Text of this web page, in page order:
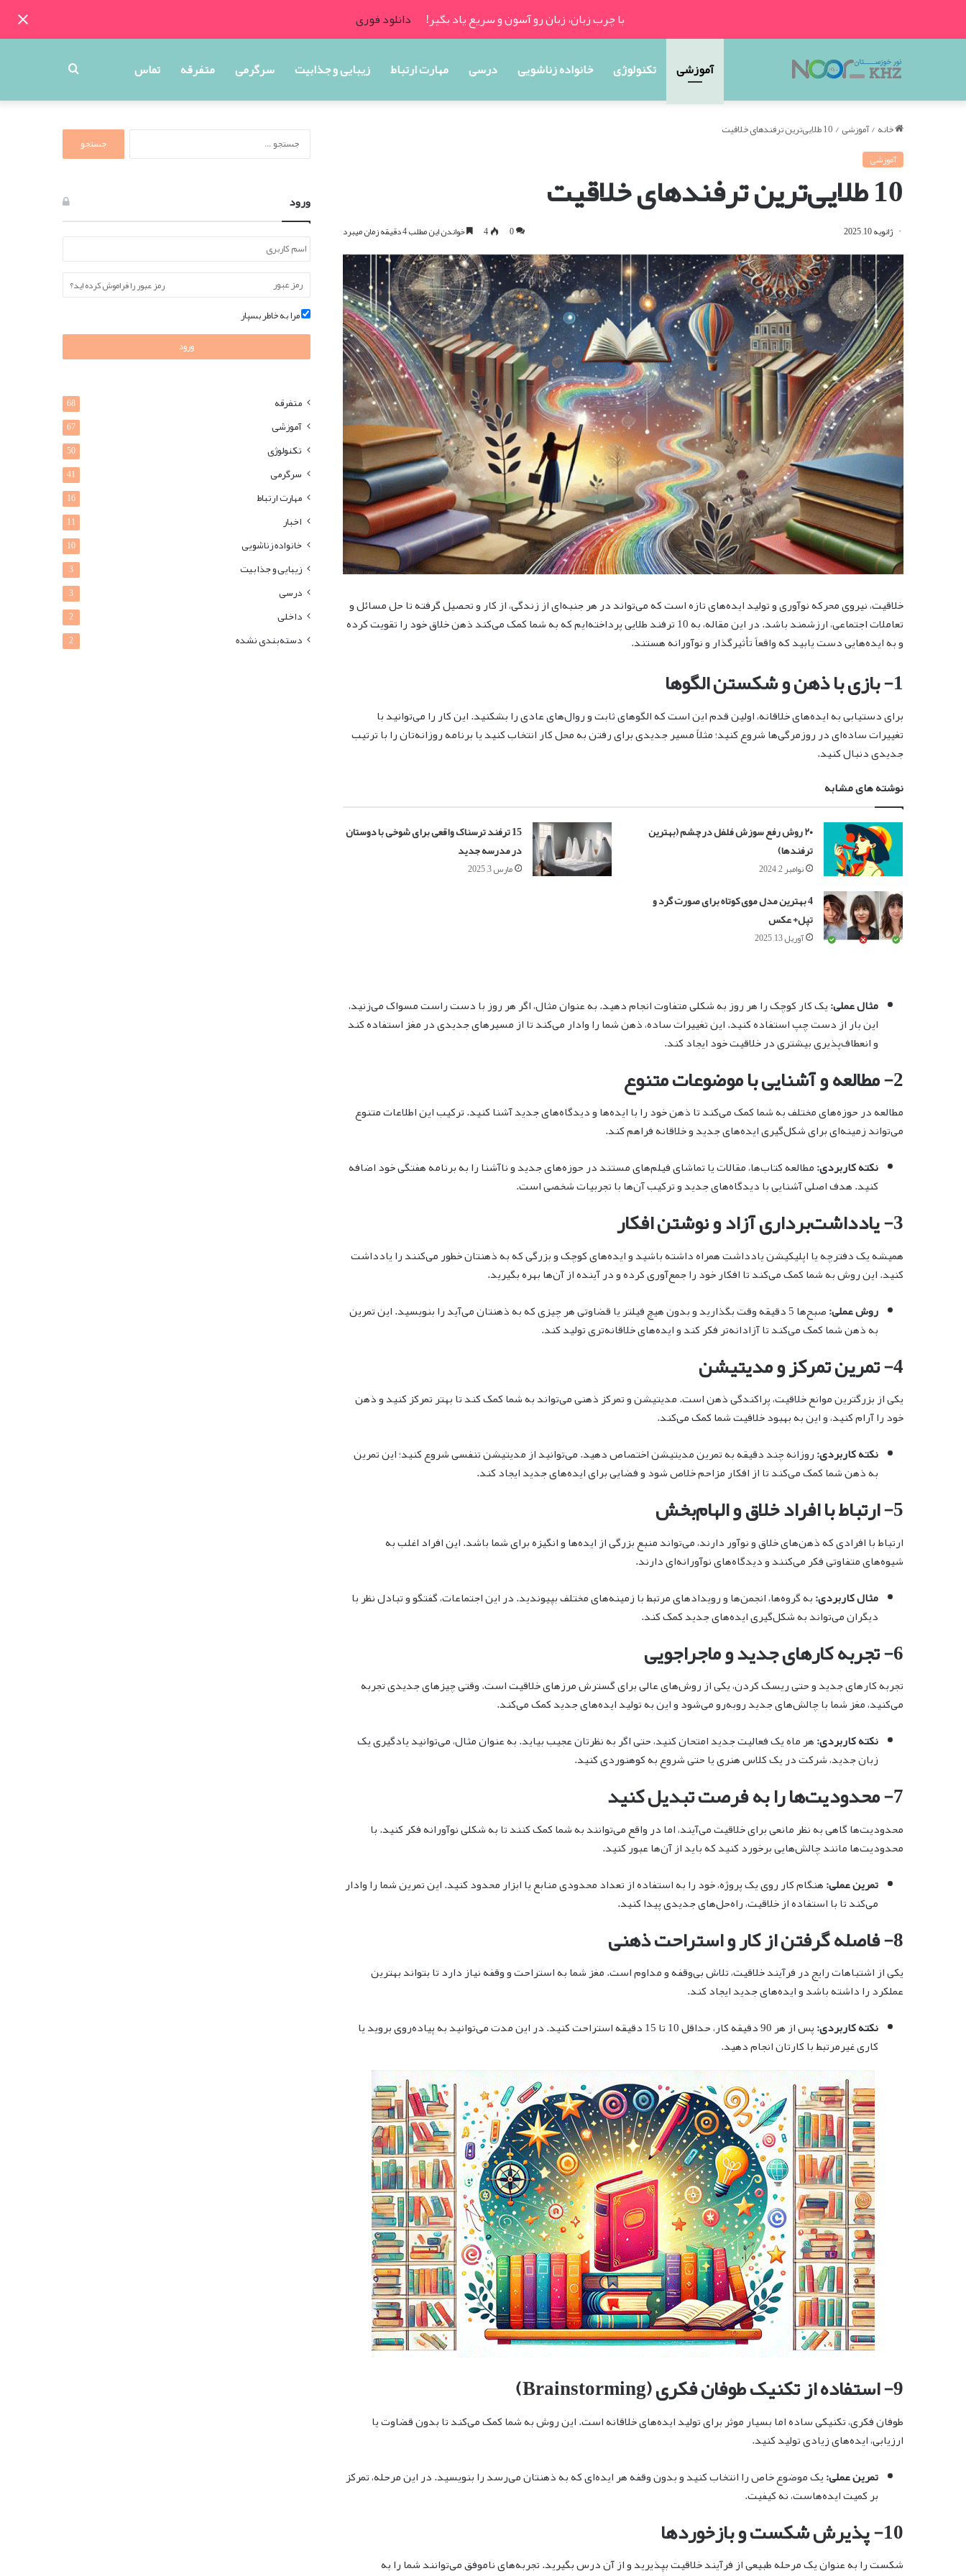
با چرب زبان، زبان رو آسون و سریع یاد بگیر! دانلود فوری
آموزشی تکنولوژی خانواده زناشویی درسی مهارت ارتباط زیبایی و جذابیت سرگرمی متفرقه تماس جستجو
برای خانه/آموزشی/10 طلایی‌ترین ترفندهای خلاقیت
آموزشی
10 طلایی‌ترین ترفندهای خلاقیت
ژانویه 10, 2025 0
4 خواندن این مطلب 4 دقیقه زمان میبرد
خلاقیت، نیروی محرکه نوآوری و تولید ایده‌های تازه است که می‌تواند در هر جنبه‌ای از زندگی، از کار و تحصیل گرفته تا حل مسائل و
تعاملات اجتماعی، ارزشمند باشد. در این مقاله، به 10 ترفند طلایی پرداخته‌ایم که به شما کمک می‌کند ذهن خلاق خود را تقویت کرده
و به ایده‌هایی دست یابید که واقعاً تأثیرگذار و نوآورانه هستند.
1- بازی با ذهن و شکستن الگوها
برای دستیابی به ایده‌های خلاقانه، اولین قدم این است که الگوهای ثابت و روال‌های عادی را بشکنید. این کار را می‌توانید با
تغییرات ساده‌ای در روزمرگی‌ها شروع کنید؛ مثلاً مسیر جدیدی برای رفتن به محل کار انتخاب کنید یا برنامه روزانه‌تان را با ترتیب
جدیدی دنبال کنید.
نوشته های مشابه
۲۰ روش رفع سوزش فلفل در چشم (بهترین
ترفندها)
نوامبر 2, 2024
15 ترفند ترسناک واقعی برای شوخی با دوستان
در مدرسه جدید
مارس 3, 2025
4 بهترین مدل موی کوتاه برای صورت گرد و
تپل+ عکس
آوریل 13, 2025
مثال عملی:یک کار کوچک را هر روز به شکلی متفاوت انجام دهید. به عنوان مثال، اگر هر روز با دست راست مسواک می‌زنید،
این بار از دست چپ استفاده کنید. این تغییرات ساده، ذهن شما را وادار می‌کند تا از مسیرهای جدیدی در مغز استفاده کند
و انعطاف‌پذیری بیشتری در خلاقیت خود ایجاد کند.
2- مطالعه و آشنایی با موضوعات متنوع
مطالعه در حوزه‌های مختلف به شما کمک می‌کند تا ذهن خود را با ایده‌ها و دیدگاه‌های جدید آشنا کنید. ترکیب این اطلاعات متنوع
می‌تواند زمینه‌ای برای شکل‌گیری ایده‌های جدید و خلاقانه فراهم کند.
نکته کاربردی:مطالعه کتاب‌ها، مقالات یا تماشای فیلم‌های مستند در حوزه‌های جدید و ناآشنا را به برنامه هفتگی خود اضافه
کنید. هدف اصلی آشنایی با دیدگاه‌های جدید و ترکیب آن‌ها با تجربیات شخصی است.
3- یادداشت‌برداری آزاد و نوشتن افکار
همیشه یک دفترچه یا اپلیکیشن یادداشت همراه داشته باشید و ایده‌های کوچک و بزرگی که به ذهنتان خطور می‌کنند را یادداشت
کنید. این روش به شما کمک می‌کند تا افکار خود را جمع‌آوری کرده و در آینده از آن‌ها بهره بگیرید.
روش عملی:
صبح‌ها 5 دقیقه وقت بگذارید و بدون هیچ فیلتر یا قضاوتی هر چیزی که به ذهنتان می‌آید را بنویسید. این تمرین
به ذهن شما کمک می‌کند تا آزادانه‌تر فکر کند و ایده‌های خلاقانه‌تری تولید کند.
4- تمرین تمرکز و مدیتیشن
یکی از بزرگترین موانع خلاقیت، پراکندگی ذهن است. مدیتیشن و تمرکز ذهنی می‌تواند به شما کمک کند تا بهتر تمرکز کنید و ذهن
خود را آرام کنید، و این به بهبود خلاقیت شما کمک می‌کند.
نکته کاربردی:روزانه چند دقیقه به تمرین مدیتیشن اختصاص دهید. می‌توانید از مدیتیشن تنفسی شروع کنید؛ این تمرین
به ذهن شما کمک می‌کند تا از افکار مزاحم خلاص شود و فضایی برای ایده‌های جدید ایجاد کند.
5- ارتباط با افراد خلاق و الهام‌بخش
ارتباط با افرادی که ذهن‌های خلاق و نوآور دارند، می‌تواند منبع بزرگی از ایده‌ها و انگیزه برای شما باشد. این افراد اغلب به
شیوه‌های متفاوتی فکر می‌کنند و دیدگاه‌های نوآورانه‌ای دارند.
مثال کاربردی:به گروه‌ها، انجمن‌ها و رویدادهای مرتبط با زمینه‌های مختلف بپیوندید. در این اجتماعات، گفتگو و تبادل نظر با
دیگران می‌تواند به شکل‌گیری ایده‌های جدید کمک کند.
6- تجربه کارهای جدید و ماجراجویی
تجربه کارهای جدید و حتی ریسک کردن، یکی از روش‌های عالی برای گسترش مرزهای خلاقیت است. وقتی چیزهای جدیدی تجربه
می‌کنید، مغز شما با چالش‌های جدید روبه‌رو می‌شود و این به تولید ایده‌های جدید کمک می‌کند.
نکته کاربردی:هر ماه یک فعالیت جدید امتحان کنید، حتی اگر به نظرتان عجیب بیاید. به عنوان مثال، می‌توانید یادگیری یک
زبان جدید، شرکت در یک کلاس هنری یا حتی شروع به کوهنوردی کنید.
7- محدودیت‌ها را به فرصت تبدیل کنید
محدودیت‌ها گاهی به نظر مانعی برای خلاقیت می‌آیند، اما در واقع می‌توانند به شما کمک کنند تا به شکلی نوآورانه فکر کنید. با
محدودیت‌ها مانند چالش‌هایی برخورد کنید که باید از آن‌ها عبور کنید.
تمرین عملی:هنگام کار روی یک پروژه، خود را به استفاده از تعداد محدودی منابع یا ابزار محدود کنید. این تمرین شما را وادار
می‌کند تا با استفاده از خلاقیت، راه‌حل‌های جدیدی پیدا کنید.
8- فاصله گرفتن از کار و استراحت ذهنی
یکی از اشتباهات رایج در فرآیند خلاقیت، تلاش بی‌وقفه و مداوم است. مغز شما به استراحت و وقفه نیاز دارد تا بتواند بهترین
عملکرد را داشته باشد و ایده‌های جدید ایجاد کند.
نکته کاربردی:
پس از هر 90 دقیقه کار، حداقل 10 تا 15 دقیقه استراحت کنید. در این مدت می‌توانید به پیاده‌روی بروید یا
کاری غیرمرتبط با کارتان انجام دهید.
9- استفاده از تکنیک طوفان فکری (Brainstorming)
طوفان فکری، تکنیکی ساده اما بسیار موثر برای تولید ایده‌های خلاقانه است. این روش به شما کمک می‌کند تا بدون قضاوت یا
ارزیابی، ایده‌های زیادی تولید کنید.
تمرین عملی:یک موضوع خاص را انتخاب کنید و بدون وقفه هر ایده‌ای که به ذهنتان می‌رسد را بنویسید. در این مرحله، تمرکز
بر کمیت ایده‌هاست، نه کیفیت.
10- پذیرش شکست و بازخوردها
شکست را به عنوان یک مرحله طبیعی از فرآیند خلاقیت بپذیرید و از آن درس بگیرید. تجربه‌های ناموفق می‌توانند شما را به
جستجو
ورود
رمز عبور را فراموش کرده اید؟
مرا به خاطر بسپار
ورود
متفرقه 68
آموزشی 67
تکنولوژی 50
سرگرمی 41
مهارت ارتباط 16
اخبار 11
خانواده زناشویی 10
زیبایی و جذابیت 3
درسی 3
داخلی 2
دسته‌بندی نشده 2